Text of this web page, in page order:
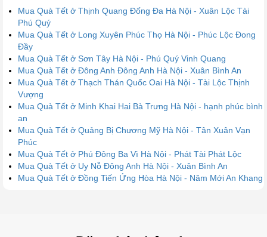
Mua Quà Tết ở Thịnh Quang Đống Đa Hà Nội - Xuân Lộc Tài
Phú Quý
Mua Quà Tết ở Long Xuyên Phúc Thọ Hà Nội - Phúc Lộc Đong
Đầy
Mua Quà Tết ở Sơn Tây Hà Nội - Phú Quý Vinh Quang
Mua Quà Tết ở Đông Anh Đông Anh Hà Nội - Xuân Bình An
Mua Quà Tết ở Thạch Thán Quốc Oai Hà Nội - Tài Lộc Thịnh
Vượng
Mua Quà Tết ở Minh Khai Hai Bà Trưng Hà Nội - hạnh phúc bình
an
Mua Quà Tết ở Quảng Bị Chương Mỹ Hà Nội - Tân Xuân Vạn
Phúc
Mua Quà Tết ở Phú Đông Ba Vì Hà Nội - Phát Tài Phát Lộc
Mua Quà Tết ở Uy Nỗ Đông Anh Hà Nội - Xuân Bình An
Mua Quà Tết ở Đồng Tiến Ứng Hòa Hà Nội - Năm Mới An Khang